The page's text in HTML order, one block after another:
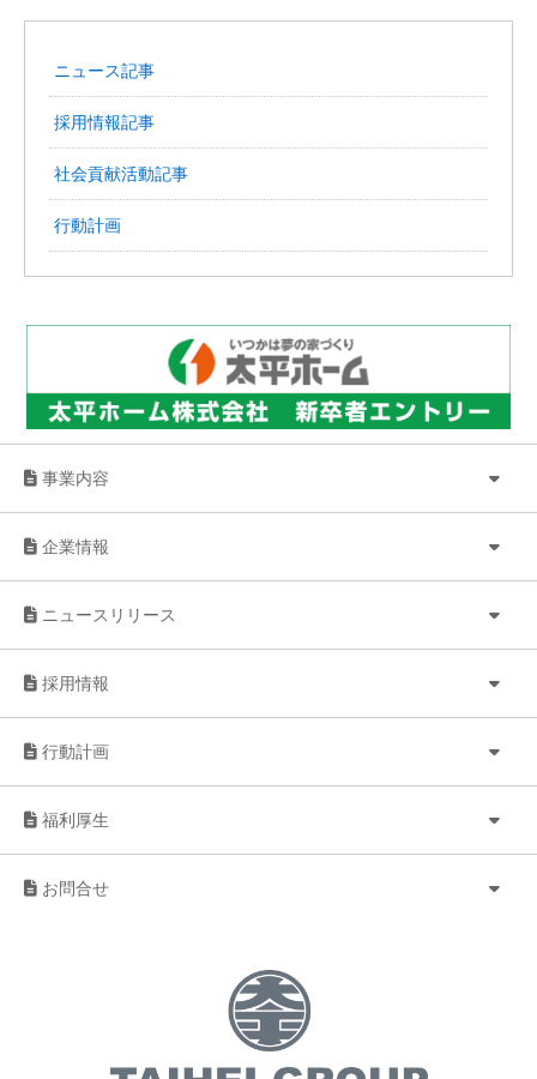
ニュース記事
採用情報記事
社会貢献活動記事
行動計画
事業内容
企業情報
ニュースリリース
採用情報
行動計画
福利厚生
お問合せ